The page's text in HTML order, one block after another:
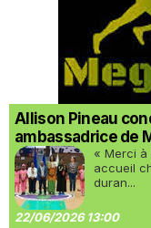
Allison Pineau
ambassadrice de
« Merci
accueil
duran...
22/06/2026 13:00